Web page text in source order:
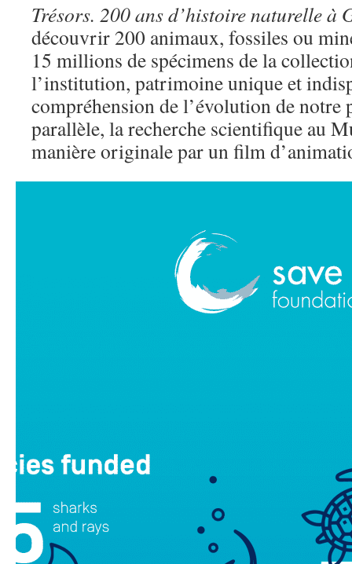
Trésors. 200 ans d’histoire naturelle à
découvrir 200 animaux, fossiles ou
15 millions de spécimens de la
l’institution, patrimoine unique et
compréhension de l’évolution de notre
parallèle, la recherche scientifique au
manière originale par un film